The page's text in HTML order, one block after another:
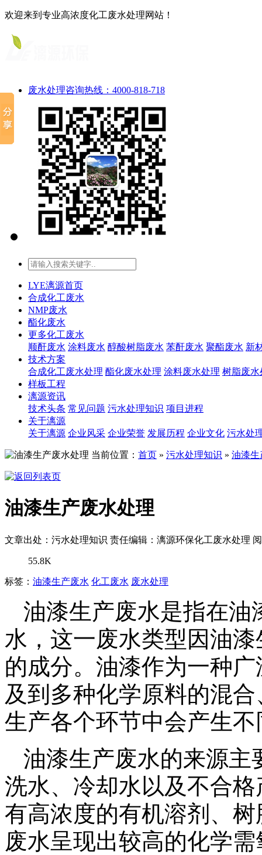
欢迎来到专业高浓度化工废水处理网站！
废水处理咨询热线：4000-818-718
LYE漓源首页
合成化工废水
NMP废水
酯化废水
更多化工废水
顺酐废水 涂料废水 醇酸树脂废水 苯酐废水 聚酯废水 新
技术方案
合成化工废水处理 酯化废水处理 涂料废水处理 树脂废水
样板工程
漓源资讯
技术头条 常见问题 污水处理知识 项目进程
关于漓源
关于漓源 企业风采 企业荣誉 发展历程 企业文化 污水处
当前位置： 首页 » 污水处理知识 » 油漆生
油漆生产废水处理
文章出处：污水处理知识 责任编辑：漓源环保化工废水处理
55.8K
标签： 油漆生产废水 化工废水 废水处理
油漆生产废水是指在油
水，这一废水类型因油
的成分。油漆作为一种
及到多种化学原料的混
生产各个环节中会产生
油漆生产废水的来源主
洗水、冷却水以及不合
有高浓度的有机溶剂、
废水呈现出较高的化学